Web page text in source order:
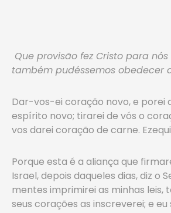
Que provisão fez Cristo para
também pudéssemos obedecer
Dar-vos-ei coração novo, e porei
espírito novo; tirarei de vós o
vos darei coração de carne.
Porque esta é a aliança que
Israel, depois daqueles dias, diz o
mentes imprimirei as minhas leis,
seus corações as inscreverei; e eu